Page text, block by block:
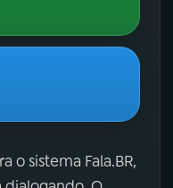
o sistema Fala.BR,